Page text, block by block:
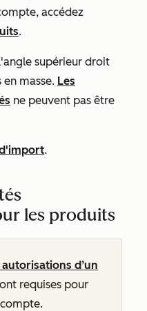
accédez
.
supérieur droit
masse. Les
ne peuvent pas être
.
les produits
autorisations d’un
requises pour